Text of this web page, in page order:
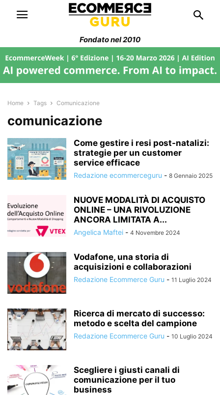
Fondato nel 2010
Home Tags Comunicazione
comunicazione
Come gestire i resi post-natalizi:
strategie per un customer
service efficace
Redazione ecommerceguru - 8 Gennaio 2025
NUOVE MODALITÀ DI ACQUISTO
ONLINE – UNA RIVOLUZIONE
ANCORA LIMITATA A...
Angelica Maftei - 4 Novembre 2024
Vodafone, una storia di
acquisizioni e collaborazioni
Redazione Ecommerce Guru - 11 Luglio 2024
Ricerca di mercato di successo:
metodo e scelta del campione
Redazione Ecommerce Guru - 10 Luglio 2024
Scegliere i giusti canali di
comunicazione per il tuo
business